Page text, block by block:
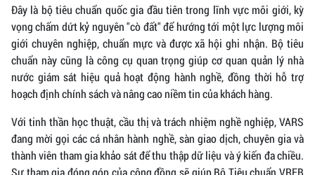
Đây là bộ tiêu chuẩn quốc gia đầu tiên trong lĩnh vực môi giới, kỳ
vọng chấm dứt kỷ nguyên "cò đất" để hướng tới một lực lượng môi
giới chuyên nghiệp, chuẩn mực và được xã hội ghi nhận. Bộ tiêu
chuẩn này cũng là công cụ quan trọng giúp cơ quan quản lý nhà
nước giám sát hiệu quả hoạt động hành nghề, đồng thời hỗ trợ
hoạch định chính sách và nâng cao niềm tin của khách hàng.
Với tinh thần học thuật, cầu thị và trách nhiệm nghề nghiệp, VARS
đang mời gọi các cá nhân hành nghề, sàn giao dịch, chuyên gia và
thành viên tham gia khảo sát để thu thập dữ liệu và ý kiến đa chiều.
Sự tham gia đóng góp của cộng đồng sẽ giúp Bộ Tiêu chuẩn VREB